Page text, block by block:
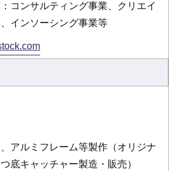
コンサルティング事業、クリエイ
インソーシング事業等
アルミフレーム等製作（オリジナ
底キャッチャー製造・販売）